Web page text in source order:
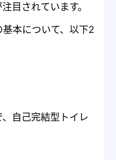
目されています。
本について、以下2
自己完結型トイレ